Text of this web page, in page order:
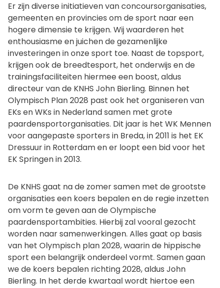
Er zijn diverse initiatieven van concoursorganisaties,
gemeenten en provincies om de sport naar een
hogere dimensie te krijgen. Wij waarderen het
enthousiasme en juichen de gezamenlijke
investeringen in onze sport toe. Naast de topsport,
krijgen ook de breedtesport, het onderwijs en de
trainingsfaciliteiten hiermee een boost, aldus
directeur van de KNHS John Bierling. Binnen het
Olympisch Plan 2028 past ook het organiseren van
EKs en WKs in Nederland samen met grote
paardensportorganisaties. Dit jaar is het WK Mennen
voor aangepaste sporters in Breda, in 2011 is het EK
Dressuur in Rotterdam en er loopt een bid voor het
EK Springen in 2013.
De KNHS gaat na de zomer samen met de grootste
organisaties een koers bepalen en de regie inzetten
om vorm te geven aan de Olympische
paardensportambities. Hierbij zal vooral gezocht
worden naar samenwerkingen. Alles gaat op basis
van het Olympisch plan 2028, waarin de hippische
sport een belangrijk onderdeel vormt. Samen gaan
we de koers bepalen richting 2028, aldus John
Bierling. In het derde kwartaal wordt hiertoe een